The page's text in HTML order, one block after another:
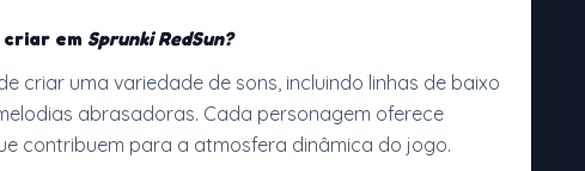
criar em Sprunki RedSun?
criar uma variedade de sons, incluindo linhas de baixo
abrasadoras. Cada personagem oferece
contribuem para a atmosfera dinâmica do jogo.